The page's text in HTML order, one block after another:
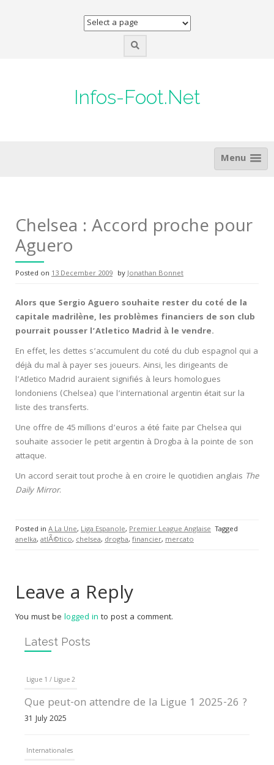
Infos-Foot.Net
Menu
Chelsea : Accord proche pour
Aguero
Posted on 13 December 2009 byJonathan Bonnet
Alors que Sergio Aguero souhaite rester du coté de la
capitale madrilène, les problèmes financiers de son club
pourrait pousser l’Atletico Madrid à le vendre.
En effet, les dettes s’accumulent du coté du club espagnol qui a
déjà du mal à payer ses joueurs. Ainsi, les dirigeants de
l’Atletico Madrid auraient signifiés à leurs homologues
londoniens (Chelsea) que l’international argentin était sur la
liste des transferts.
Une offre de 45 millions d’euros a été faite par Chelsea qui
souhaite associer le petit argentin à Drogba à la pointe de son
attaque.
Un accord serait tout proche à en croire le quotidien anglais The
Daily Mirror.
Posted in A La Une, Liga Espanole, Premier League Anglaise Tagged
anelka, atlÃ©tico, chelsea, drogba, financier, mercato
Leave a Reply
You must be logged in to post a comment.
Latest Posts
Ligue 1 / Ligue 2
Que peut-on attendre de la Ligue 1 2025-26 ?
31 July 2025
Internationales